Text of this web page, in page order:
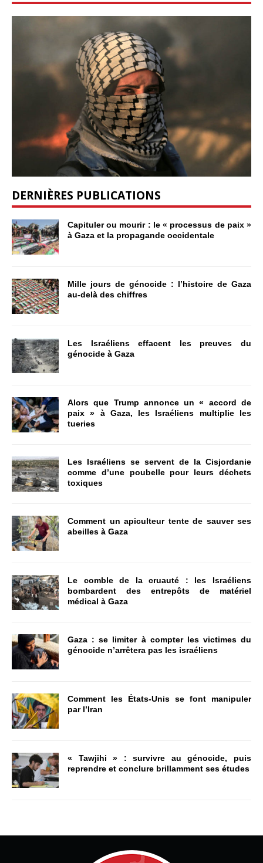
DERNIÈRES PUBLICATIONS
Capituler ou mourir : le « processus de paix »
à Gaza et la propagande occidentale
Mille jours de génocide : l’histoire de Gaza
au-delà des chiffres
Les Israéliens effacent les preuves du
génocide à Gaza
Alors que Trump annonce un « accord de
paix » à Gaza, les Israéliens multiplie les
tueries
Les Israéliens se servent de la Cisjordanie
comme d’une poubelle pour leurs déchets
toxiques
Comment un apiculteur tente de sauver ses
abeilles à Gaza
Le comble de la cruauté : les Israéliens
bombardent des entrepôts de matériel
médical à Gaza
Gaza : se limiter à compter les victimes du
génocide n’arrêtera pas les israéliens
Comment les États-Unis se font manipuler
par l’Iran
« Tawjihi » : survivre au génocide, puis
reprendre et conclure brillamment ses études